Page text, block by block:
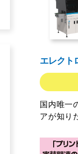
エレクト
国内唯一
アが知り